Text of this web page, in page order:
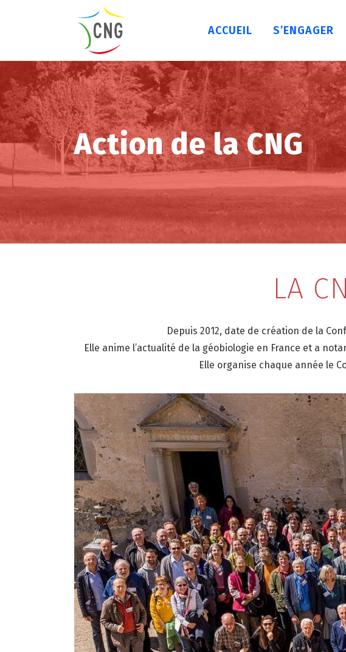
ACCUEIL S’ENGAGER
Action de la CNG
LA
Depuis 2012, date de création de la
Elle anime l’actualité de la géobiologie en France et a
Elle organise chaque année le